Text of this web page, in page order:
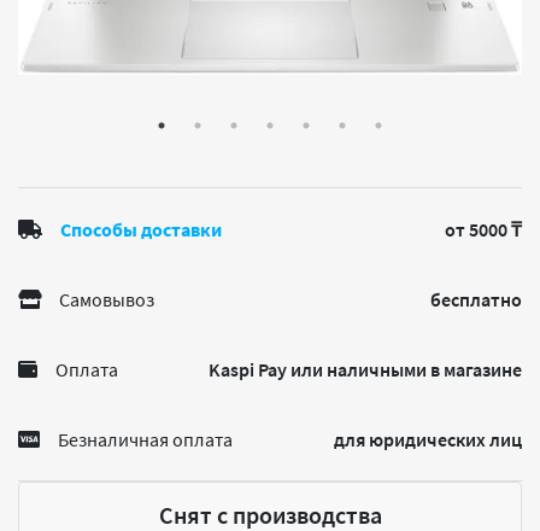
Способы доставки от 5000 ₸
Самовывоз бесплатно
Оплата Kaspi Pay или наличными в магазине
Безналичная оплата для юридических лиц
Снят с производства